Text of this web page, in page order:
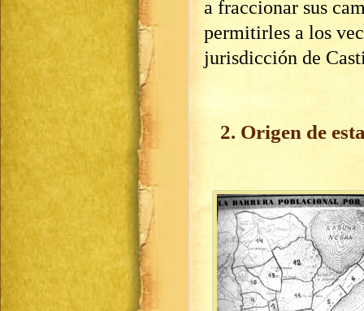
a fraccionar sus
permitirles a los
jurisdicción de
2. Origen de